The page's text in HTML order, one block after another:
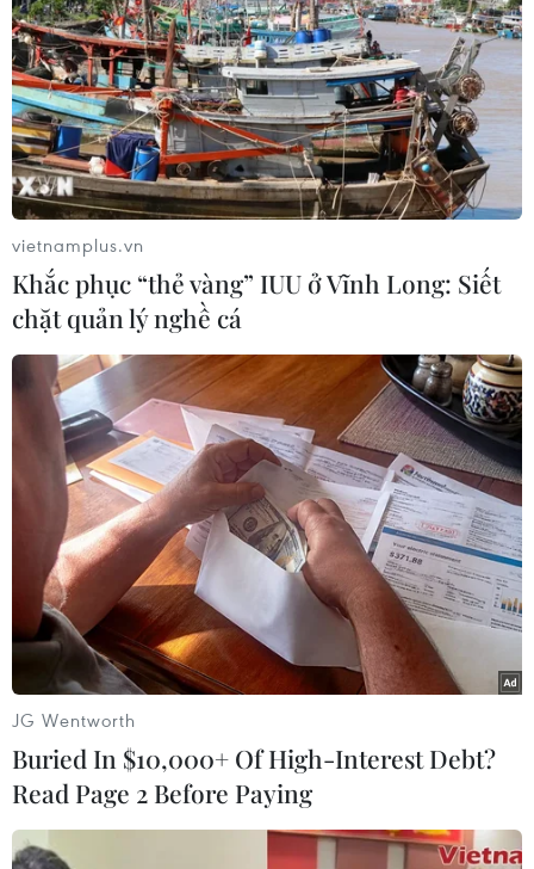
TIN LIÊN QUAN
Quân đội Syria tăng cường phòng thủ
trước nguy cơ bị Mỹ tấn công
10/04/2018 04:21
Một nguồn thạo tin ngày 10/4 cho biết, các lực lượng
của chính quyền Syria đang cảnh giác cao độ trước
những lo ngại về nguy cơ sắp xảy ra một cuộc tấn công
của Mỹ.
vietnamplus.vn
Khắc phục “thẻ vàng” IUU ở Vĩnh Long: Siết
chặt quản lý nghề cá
JG Wentworth
Buried In $10,000+ Of High-Interest Debt?
Read Page 2 Before Paying